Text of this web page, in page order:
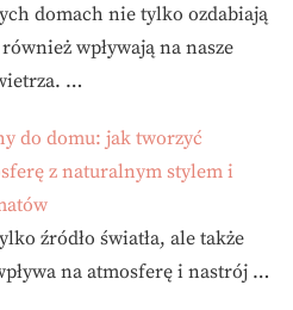
domach nie tylko ozdabiają
wpływają na nasze
…
do domu: jak tworzyć
z naturalnym stylem i
źródło światła, ale także
na atmosferę i nastrój …